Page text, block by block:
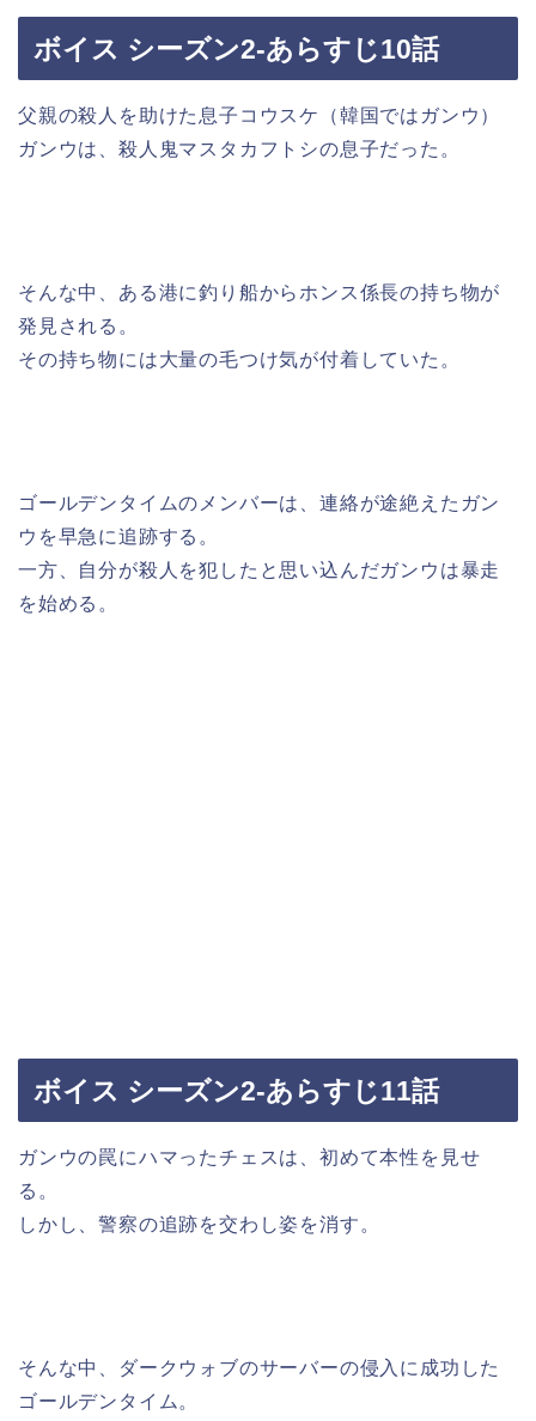
ボイス シーズン2-あらすじ10話
父親の殺人を助けた息子コウスケ（韓国ではガンウ）
ガンウは、殺人鬼マスタカフトシの息子だった。
そんな中、ある港に釣り船からホンス係長の持ち物が
発見される。
その持ち物には大量の毛つけ気が付着していた。
ゴールデンタイムのメンバーは、連絡が途絶えたガン
ウを早急に追跡する。
一方、自分が殺人を犯したと思い込んだガンウは暴走
を始める。
ボイス シーズン2-あらすじ11話
ガンウの罠にハマったチェスは、初めて本性を見せ
る。
しかし、警察の追跡を交わし姿を消す。
そんな中、ダークウォブのサーバーの侵入に成功した
ゴールデンタイム。